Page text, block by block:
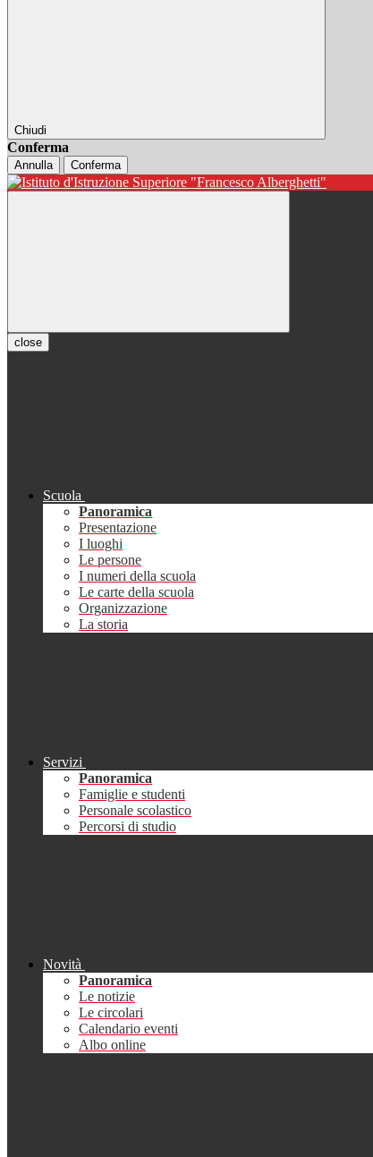
Chiudi
Conferma
Annulla Conferma
close
Scuola
Panoramica
Presentazione
I luoghi
Le persone
I numeri della scuola
Le carte della scuola
Organizzazione
La storia
Servizi
Panoramica
Famiglie e studenti
Personale scolastico
Percorsi di studio
Novità
Panoramica
Le notizie
Le circolari
Calendario eventi
Albo online